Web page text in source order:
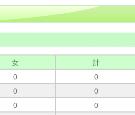
女
計
0
0
0
0
0
0